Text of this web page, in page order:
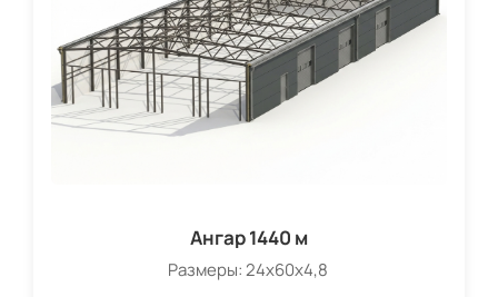
Ангар 1440 м
Размеры: 24х60х4,8